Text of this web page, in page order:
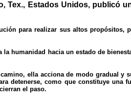
Tex., Estados Unidos, publicó
para realizar sus altos propósitos,
humanidad hacia un estado de
ella acciona de modo gradual y
detenerse, como que constituye una
el paso.